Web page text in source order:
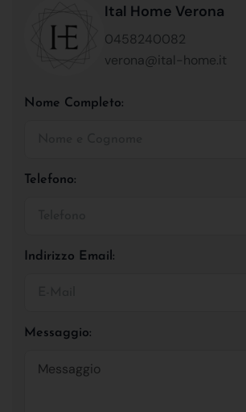
Ital Home Verona
0458240082
verona@ital-home.it
Nome Completo:
Telefono:
Indirizzo Email:
Messaggio: